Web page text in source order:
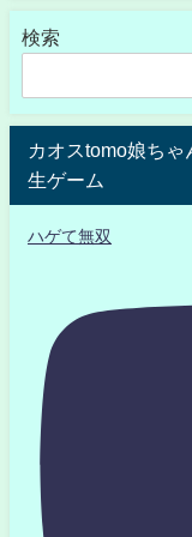
検索
カオスtomo娘ちゃ
生ゲーム
ハゲて無双